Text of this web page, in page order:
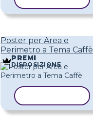
Poster per Area e
Perimetro a Tema Caffè
PREMI
DISPOSIZIONE